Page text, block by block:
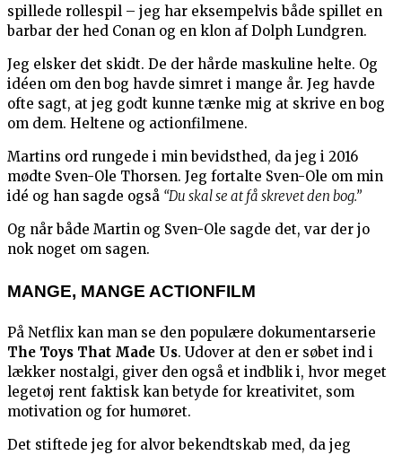
spillede rollespil – jeg har eksempelvis både spillet en
barbar der hed Conan og en klon af Dolph Lundgren.
Jeg elsker det skidt. De der hårde maskuline helte. Og
idéen om den bog havde simret i mange år. Jeg havde
ofte sagt, at jeg godt kunne tænke mig at skrive en bog
om dem. Heltene og actionfilmene.
Martins ord rungede i min bevidsthed, da jeg i 2016
mødte Sven-Ole Thorsen. Jeg fortalte Sven-Ole om min
idé og han sagde også “Du skal se at få skrevet den bog.”
Og når både Martin og Sven-Ole sagde det, var der jo
nok noget om sagen.
MANGE, MANGE ACTIONFILM
På Netflix kan man se den populære dokumentarserie
The Toys That Made Us. Udover at den er søbet ind i
lækker nostalgi, giver den også et indblik i, hvor meget
legetøj rent faktisk kan betyde for kreativitet, som
motivation og for humøret.
Det stiftede jeg for alvor bekendtskab med, da jeg